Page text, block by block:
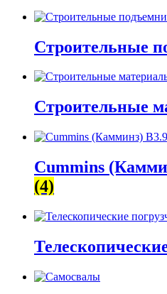
Строительные
Строительные
Cummins
(4)